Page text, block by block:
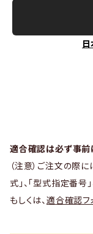
適合確認は必ず事前
（注意）ご注文の際
式」、「型式指定番号
もしくは、 適合確認フ